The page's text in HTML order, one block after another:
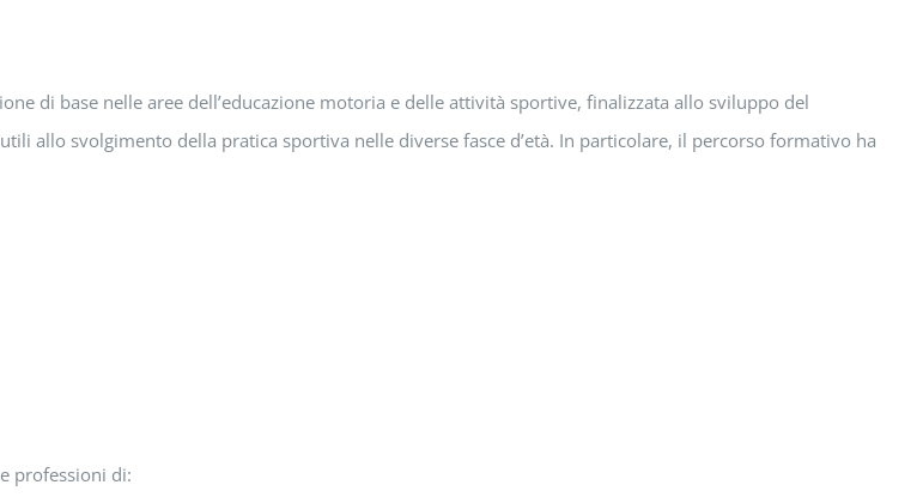
di base nelle aree dell’educazione motoria e delle attività sportive, finalizzata allo sviluppo del
allo svolgimento della pratica sportiva nelle diverse fasce d’età. In particolare, il percorso formativo ha
professioni di: